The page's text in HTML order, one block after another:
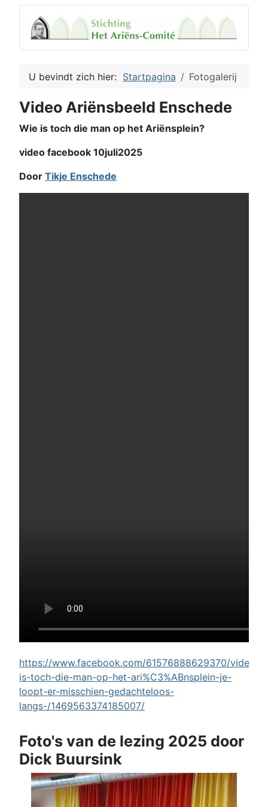
U bevindt zich hier: Startpagina Fotogalerij
Video Ariënsbeeld Enschede
Wie is toch die man op het Ariënsplein?
video facebook 10juli2025
Door Tikje Enschede
https://www.facebook.com/61576888629370/videos/
is-toch-die-man-op-het-ari%C3%ABnsplein-je-
loopt-er-misschien-gedachteloos-
langs-/1469563374185007/
Foto's van de lezing 2025 door
Dick Buursink